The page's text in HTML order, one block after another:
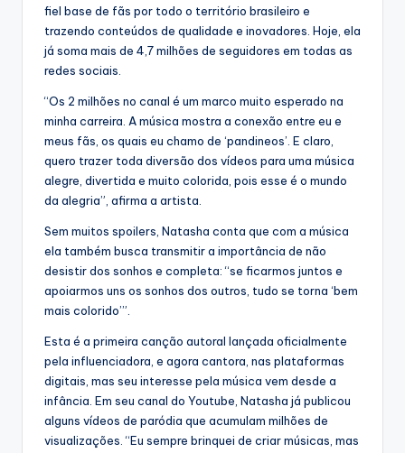
fiel base de fãs por todo o território brasileiro e
trazendo conteúdos de qualidade e inovadores. Hoje, ela
já soma mais de 4,7 milhões de seguidores em todas as
redes sociais.
“Os 2 milhões no canal é um marco muito esperado na
minha carreira. A música mostra a conexão entre eu e
meus fãs, os quais eu chamo de ‘pandineos’. E claro,
quero trazer toda diversão dos vídeos para uma música
alegre, divertida e muito colorida, pois esse é o mundo
da alegria”, afirma a artista.
Sem muitos spoilers, Natasha conta que com a música
ela também busca transmitir a importância de não
desistir dos sonhos e completa: “se ficarmos juntos e
apoiarmos uns os sonhos dos outros, tudo se torna ‘bem
mais colorido’”.
Esta é a primeira canção autoral lançada oficialmente
pela influenciadora, e agora cantora, nas plataformas
digitais, mas seu interesse pela música vem desde a
infância. Em seu canal do Youtube, Natasha já publicou
alguns vídeos de paródia que acumulam milhões de
visualizações. “Eu sempre brinquei de criar músicas, mas